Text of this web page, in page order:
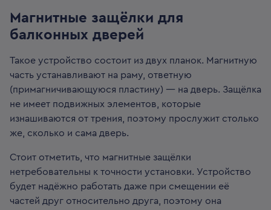
Магнитные защёлки для
балконных дверей
Такое устройство состоит из двух планок. Магнитную
часть устанавливают на раму, ответную
(примагничивающуюся пластину) — на дверь. Защёлка
не имеет подвижных элементов, которые
изнашиваются от трения, поэтому прослужит столько
же, сколько и сама дверь.
Стоит отметить, что магнитные защёлки
нетребовательны к точности установки. Устройство
будет надёжно работать даже при смещении её
частей друг относительно друга, поэтому она